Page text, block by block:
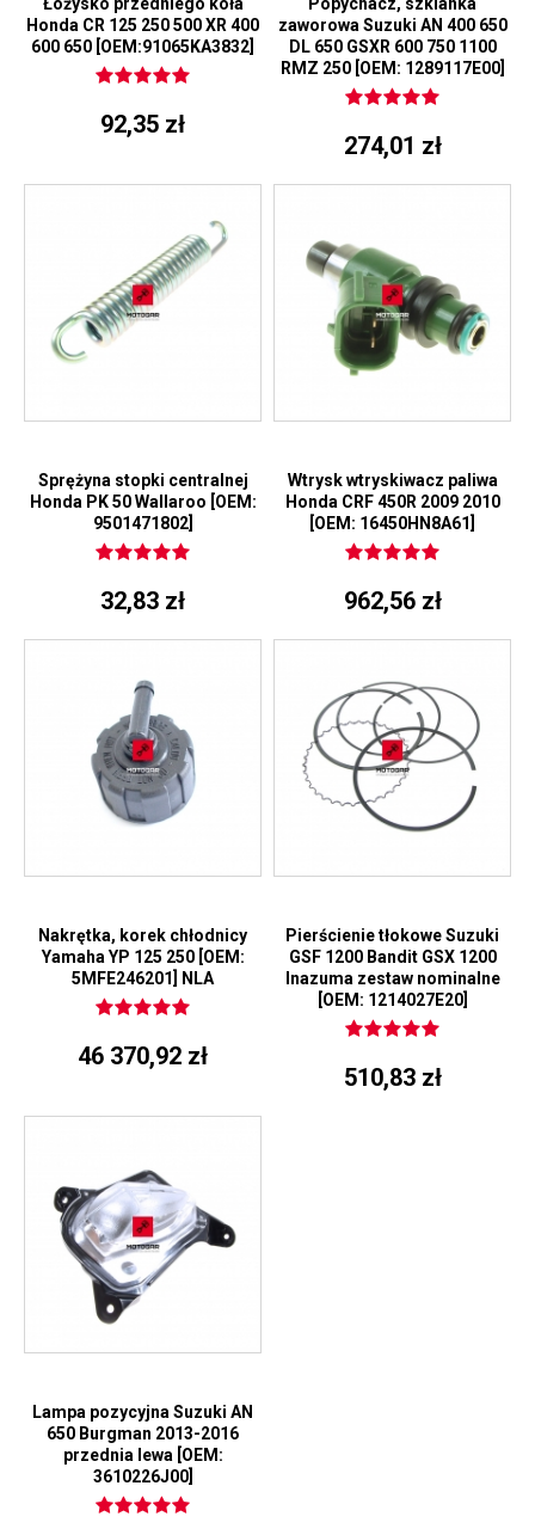
Honda CR 125 250 500 XR 400
600 650 [OEM:91065KA3832]
92,35 zł
zaworowa Suzuki AN 400 650
DL 650 GSXR 600 750 1100
RMZ 250 [OEM: 1289117E00]
274,01 zł
Sprężyna stopki centralnej
Honda PK 50 Wallaroo [OEM:
9501471802]
32,83 zł
Wtrysk wtryskiwacz paliwa
Honda CRF 450R 2009 2010
[OEM: 16450HN8A61]
962,56 zł
Nakrętka, korek chłodnicy
Yamaha YP 125 250 [OEM:
5MFE246201] NLA
46 370,92 zł
Pierścienie tłokowe Suzuki
GSF 1200 Bandit GSX 1200
Inazuma zestaw nominalne
[OEM: 1214027E20]
510,83 zł
Lampa pozycyjna Suzuki AN
650 Burgman 2013-2016
przednia lewa [OEM:
3610226J00]